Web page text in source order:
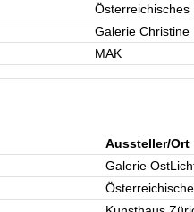
Österreichisches
Galerie Christine
MAK
Aussteller/Ort
Galerie